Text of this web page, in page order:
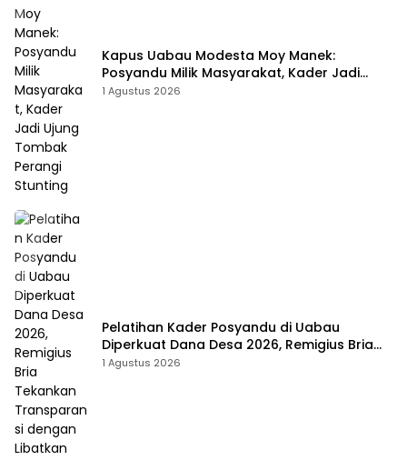
Kapus Uabau Modesta Moy Manek:
Posyandu Milik Masyarakat, Kader Jadi
Ujung Tombak Perangi Stunting
1 Agustus 2026
Pelatihan Kader Posyandu di Uabau
Diperkuat Dana Desa 2026, Remigius Bria
Tekankan Transparansi dengan Libatkan
1 Agustus 2026